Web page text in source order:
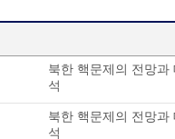
북한 핵문제의 전망
석
북한 핵문제의 전망
석